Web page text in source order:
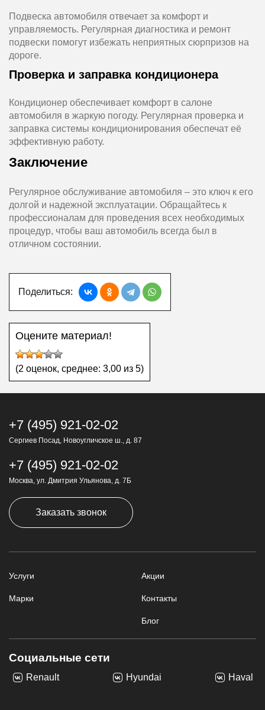
Подвеска автомобиля отвечает за комфорт и
управляемость. Регулярная диагностика и ремонт
подвески помогут избежать неприятных сюрпризов на
дороге.
Проверка и заправка кондиционера
Кондиционер обеспечивает комфорт в салоне
автомобиля в жаркую погоду. Регулярная проверка и
заправка системы кондиционирования обеспечат её
эффективную работу.
Заключение
Регулярное обслуживание автомобиля – это ключ к его
долгой и надежной эксплуатации. Обращайтесь к
профессионалам для проведения всех необходимых
процедур, чтобы ваш автомобиль всегда был в
отличном состоянии.
Поделиться:
Оцените материал!
(2 оценок, среднее: 3,00 из 5)
Социальные сети
Renault Hyundai Haval
Услуги
Марки
Акции
Контакты
Блог
+7 (495) 921-02-02
Сергиев Посад, Новоугличское ш., д. 87
+7 (495) 921-02-02
Москва, ул. Дмитрия Ульянова, д. 7Б
Заказать звонок